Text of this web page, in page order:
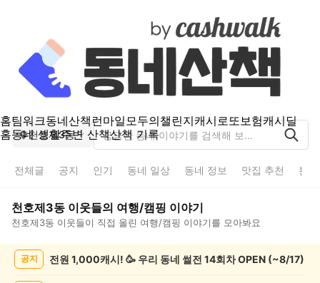
홈팀워크동네산책 런마일모두의챌린지캐시로또보험캐시딜
홈동네 생활주변 산책산책 기록
천호제3동
전체글 공지 인기 동네 일상 동네 정보 맛집 추천 분
천호제3동 이웃들의 여행/캠핑 이야기
천호제3동 이웃들이 직접 올린 여행/캠핑 이야기를 모아봐요
공지 전원 1,000캐시! 🥳 우리 동네 썰전 14회차 OPEN (~8/17)